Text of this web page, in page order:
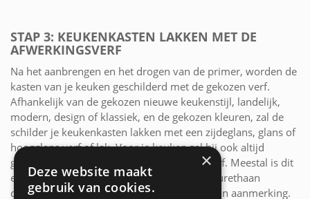
STAP 3: KEUKENKASTEN LAKKEN MET DE
AFWERKINGSVERF
Na het aanbrengen en het drogen van de primer, worden de
kasten van je keuken geschilderd met de gekozen verf.
Afhankelijk van de gekozen nieuwe keukenstijl, landelijk,
modern, design of klassiek, en de gekozen kleuren, zal de
schilder je keukenkasten lakken met een zijdeglans, glans of
hoogglans verf of lak. Voor je keuken zal hij ook altijd
gebruik maken van een waterbestendige verf. Meestal is dit
een acrylverf met een waterafstotende polyurethaan
coating, maar soms komt ook een vinylverf in aanmerking.
×
Deze website maakt
gebruik van cookies.